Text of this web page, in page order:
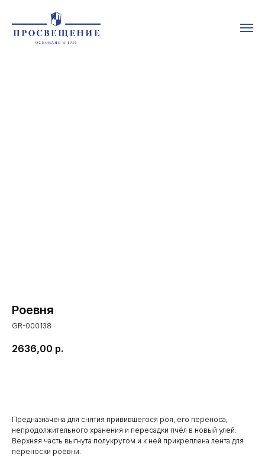
Роевня
GR-000138
2636,00 р.
Предназначена для снятия привившегося роя, его переноса,
непродолжительного хранения и пересадки пчёл в новый улей.
Верхняя часть выгнута полукругом и к ней прикреплена лента для
переноски роевни.